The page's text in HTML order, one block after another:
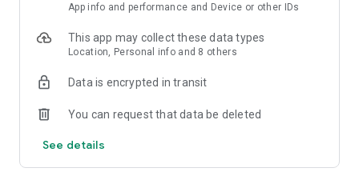
App info and performance and Device or other IDs
This app may collect these data types
Location, Personal info and 8 others
Data is encrypted in transit
You can request that data be deleted
See details